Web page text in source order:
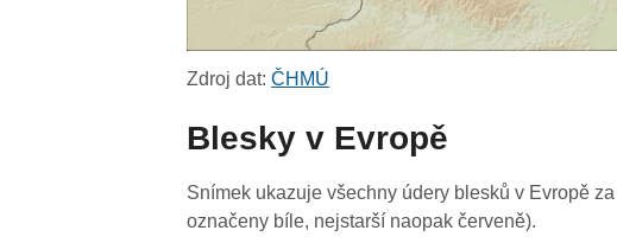
Zdroj dat:ČHMÚ
Blesky v Evropě
Snímek ukazuje všechny údery blesků v Evropě
označeny bíle, nejstarší naopak červeně).